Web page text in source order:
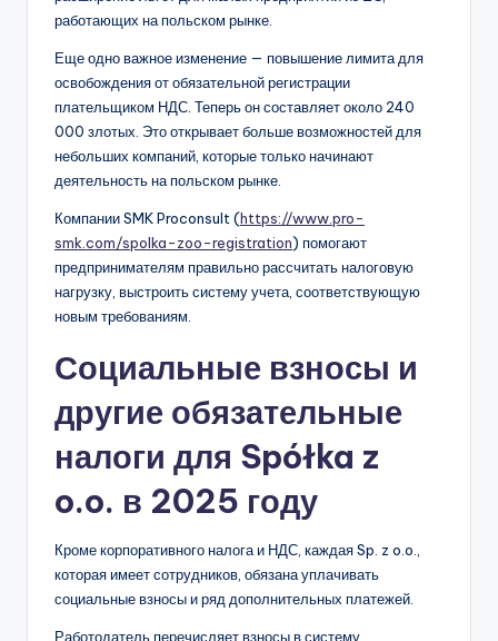
работающих на польском рынке.
Еще одно важное изменение — повышение лимита для
освобождения от обязательной регистрации
плательщиком НДС. Теперь он составляет около 240
000 злотых. Это открывает больше возможностей для
небольших компаний, которые только начинают
деятельность на польском рынке.
Компании SMK Proconsult (https://www.pro-
smk.com/spolka-zoo-registration) помогают
предпринимателям правильно рассчитать налоговую
нагрузку, выстроить систему учета, соответствующую
новым требованиям.
Социальные взносы и
другие обязательные
налоги для Spółka z
o.o. в 2025 году
Кроме корпоративного налога и НДС, каждая Sp. z o.o.,
которая имеет сотрудников, обязана уплачивать
социальные взносы и ряд дополнительных платежей.
Работодатель перечисляет взносы в систему